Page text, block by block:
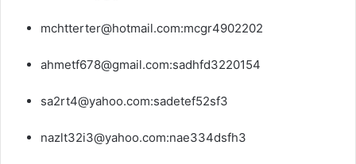
mchtterter@hotmail.com:mcgr4902202
ahmetf678@gmail.com:sadhfd3220154
sa2rt4@yahoo.com:sadetef52sf3
nazlt32i3@yahoo.com:nae334dsfh3